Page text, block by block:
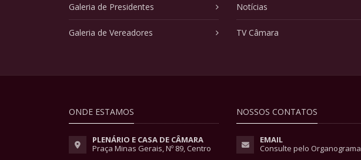
Galeria de Presidentes
Galeria de Vereadores
Notícias
TV Câmara
ONDE ESTAMOS
PLENÁRIO E CASA DE CÂMARA
Praça Minas Gerais, Nº 89, Centro
NOSSOS CONTATOS
EMAIL
Consulte pelo Organograma